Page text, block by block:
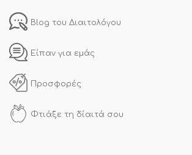
Blog του Διαιτολόγου
Είπαν για εμάς
Προσφορές
Φτιάξε τη δίαιτά σου